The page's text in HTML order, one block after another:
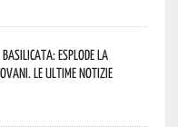
esplode la
Le ultime notizie